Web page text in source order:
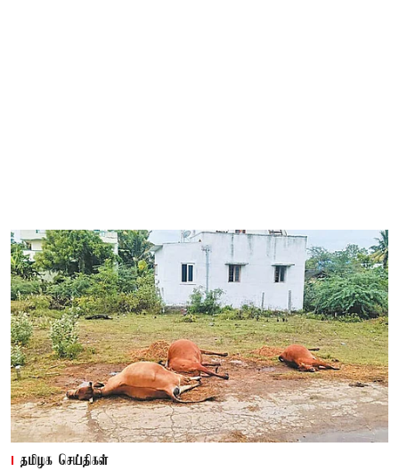
தமிழக செய்திகள்